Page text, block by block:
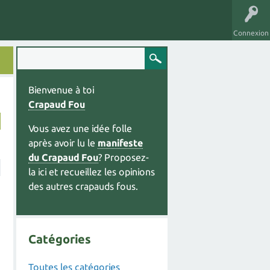
Connexion
Bienvenue à toi
Crapaud Fou
Vous avez une idée folle
après avoir lu le manifeste
du Crapaud Fou? Proposez-
la ici et recueillez les opinions
des autres crapauds fous.
Catégories
Toutes les catégories